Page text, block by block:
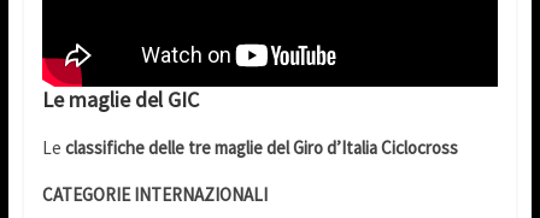
Le maglie del GIC
Le classifiche delle tre maglie del Giro d’Italia Ciclocross
CATEGORIE INTERNAZIONALI